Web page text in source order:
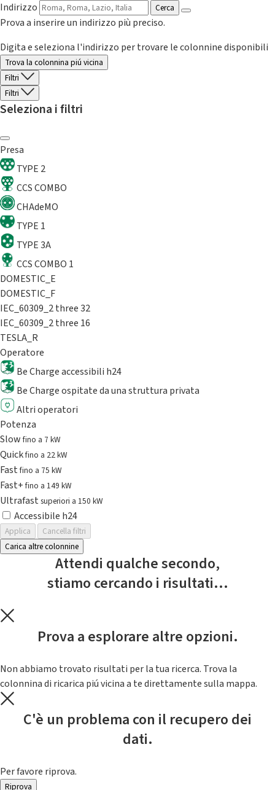
Indirizzo
Cerca
Prova a inserire un indirizzo più preciso.
Digita e seleziona l'indirizzo per trovare le colonnine disponibili
Trova la colonnina piú vicina
Filtri
Filtri
Seleziona i filtri
Presa
TYPE 2
CCS COMBO
CHAdeMO
TYPE 1
TYPE 3A
CCS COMBO 1
DOMESTIC_E
DOMESTIC_F
IEC_60309_2 three 32
IEC_60309_2 three 16
TESLA_R
Operatore
Be Charge accessibili h24
Be Charge ospitate da una struttura privata
Altri operatori
Potenza
Slowfino a 7 kW
Quickfino a 22 kW
Fastfino a 75 kW
Fast+fino a 149 kW
Ultrafast superiori a 150 kW
Accessibile h24
Applica
Cancella filtri
Carica altre colonnine
Attendi qualche secondo,
stiamo cercando i risultati...
Prova a esplorare altre opzioni.
Non abbiamo trovato risultati per la tua ricerca. Trova la
colonnina di ricarica piú vicina a te direttamente sulla mappa.
C'è un problema con il recupero dei
dati.
Per favore riprova.
Riprova